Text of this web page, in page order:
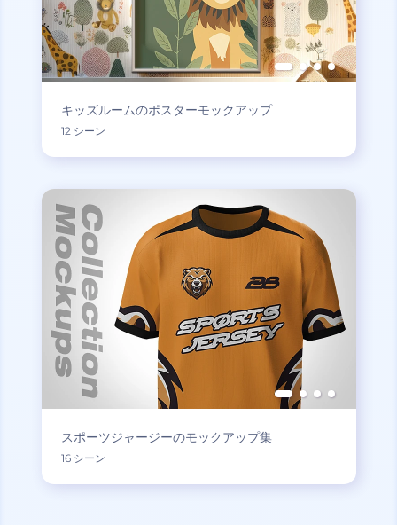
キッズルームのポスターモックアップ
12 シーン
スポーツジャージーのモックアップ集
16 シーン